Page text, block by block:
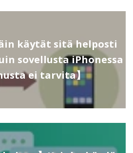
käytät sitä helposti
sovellusta iPhonessa
ei tarvita】